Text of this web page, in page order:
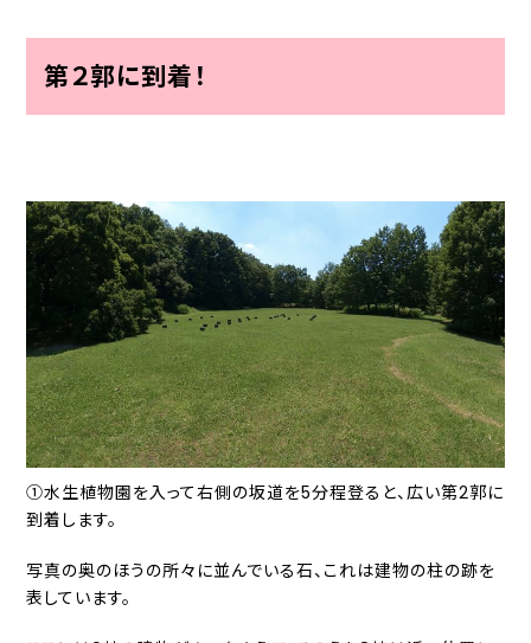
第２郭に到着！
①水生植物園を入って右側の坂道を5分程登ると、広い第2郭に
到着します。
写真の奥のほうの所々に並んでいる石、これは建物の柱の跡を
表しています。